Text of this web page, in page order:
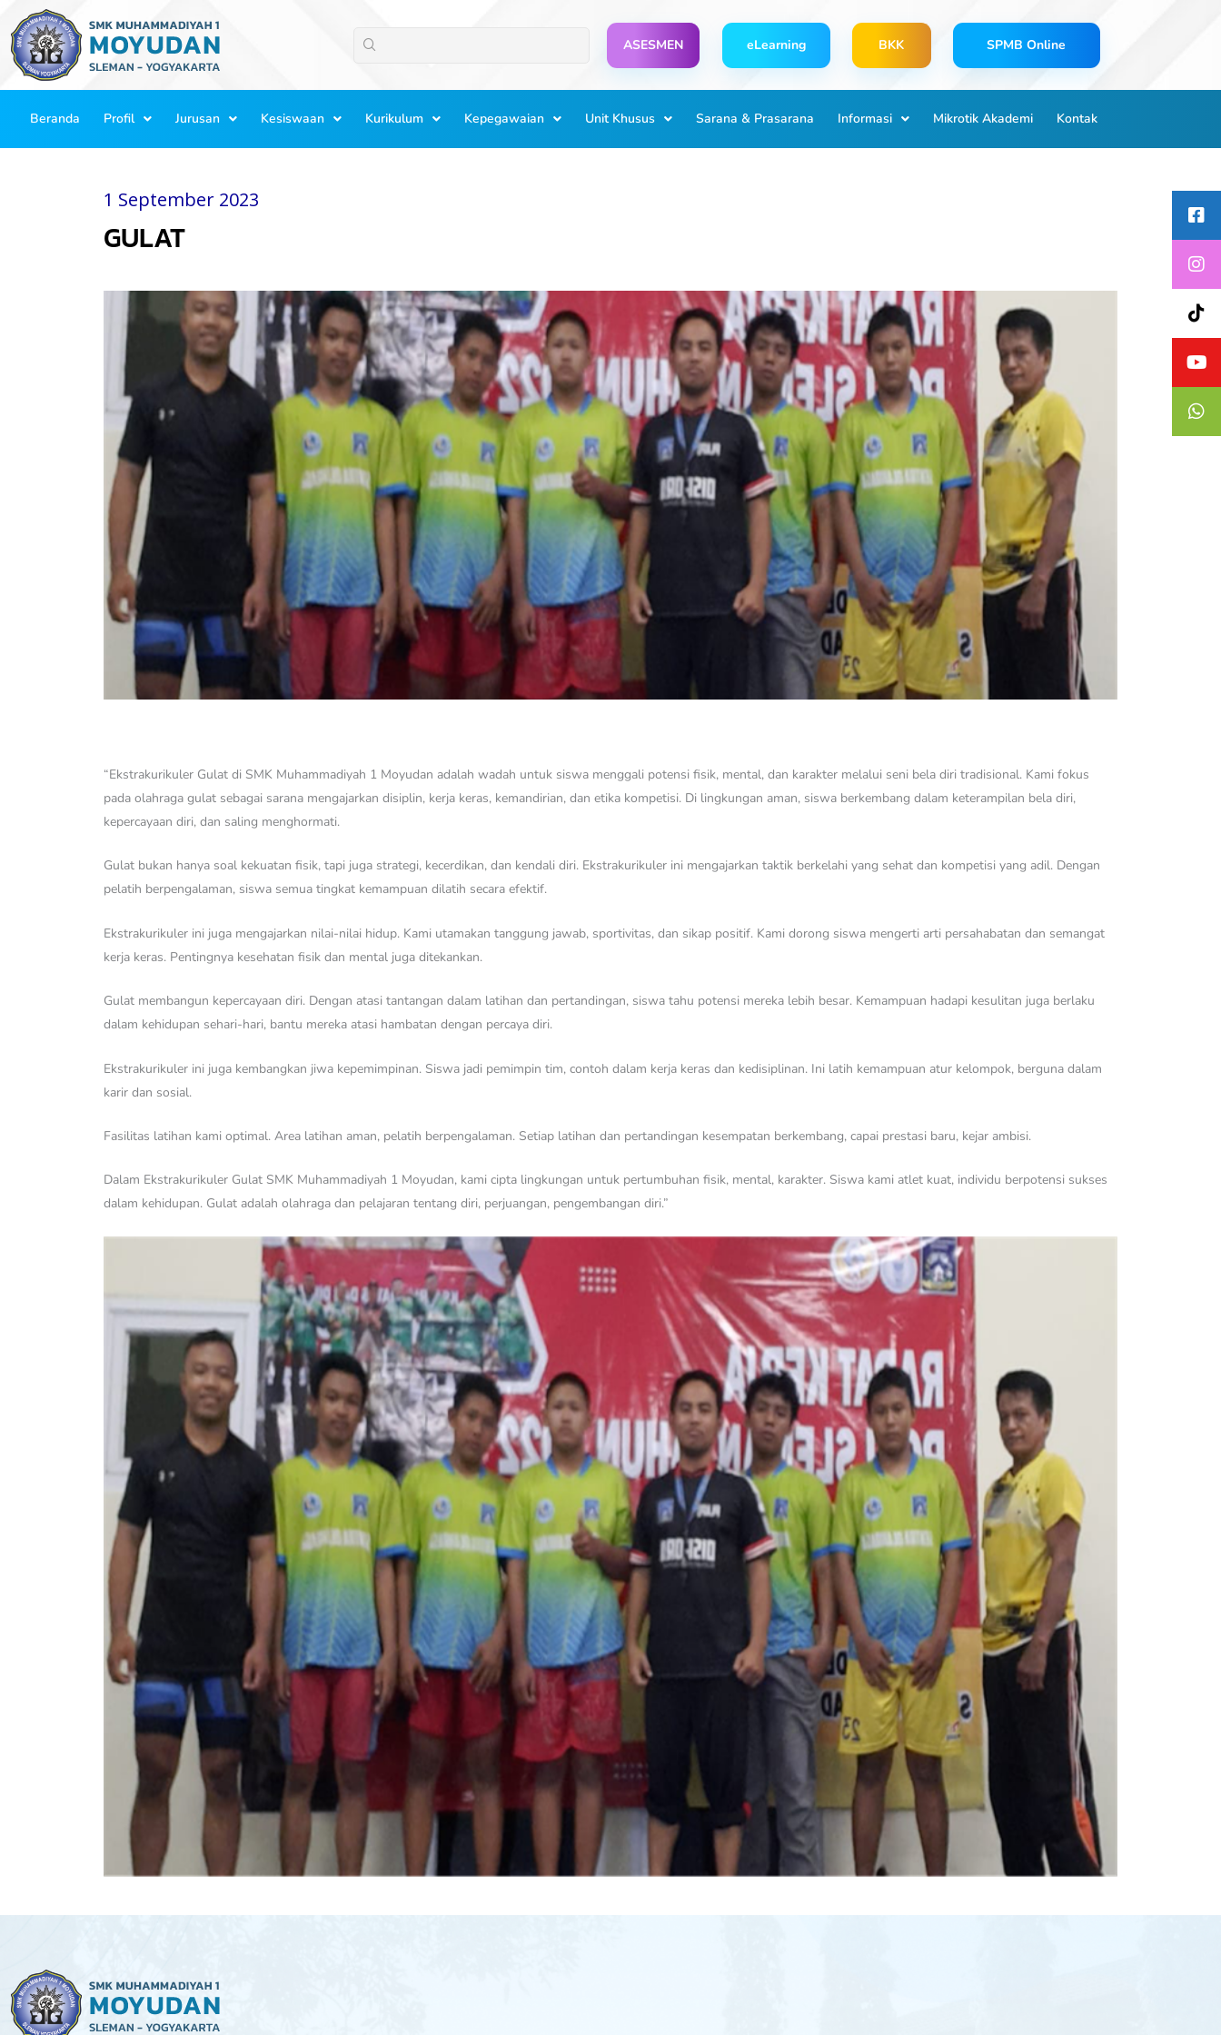
Lewati
ke
konten
ASESMEN eLearning BKK SPMB Online
Beranda Profil Jurusan Kesiswaan Kurikulum Kepegawaian Unit Khusus Sarana & Prasarana Informasi Mikrotik Akademi Kontak
1 September 2023
GULAT
“Ekstrakurikuler Gulat di SMK Muhammadiyah 1 Moyudan adalah wadah untuk siswa menggali potensi fisik, mental, dan karakter melalui seni bela diri tradisional. Kami fokus
pada olahraga gulat sebagai sarana mengajarkan disiplin, kerja keras, kemandirian, dan etika kompetisi. Di lingkungan aman, siswa berkembang dalam keterampilan bela diri,
kepercayaan diri, dan saling menghormati.
Gulat bukan hanya soal kekuatan fisik, tapi juga strategi, kecerdikan, dan kendali diri. Ekstrakurikuler ini mengajarkan taktik berkelahi yang sehat dan kompetisi yang adil. Dengan
pelatih berpengalaman, siswa semua tingkat kemampuan dilatih secara efektif.
Ekstrakurikuler ini juga mengajarkan nilai-nilai hidup. Kami utamakan tanggung jawab, sportivitas, dan sikap positif. Kami dorong siswa mengerti arti persahabatan dan semangat
kerja keras. Pentingnya kesehatan fisik dan mental juga ditekankan.
Gulat membangun kepercayaan diri. Dengan atasi tantangan dalam latihan dan pertandingan, siswa tahu potensi mereka lebih besar. Kemampuan hadapi kesulitan juga berlaku
dalam kehidupan sehari-hari, bantu mereka atasi hambatan dengan percaya diri.
Ekstrakurikuler ini juga kembangkan jiwa kepemimpinan. Siswa jadi pemimpin tim, contoh dalam kerja keras dan kedisiplinan. Ini latih kemampuan atur kelompok, berguna dalam
karir dan sosial.
Fasilitas latihan kami optimal. Area latihan aman, pelatih berpengalaman. Setiap latihan dan pertandingan kesempatan berkembang, capai prestasi baru, kejar ambisi.
Dalam Ekstrakurikuler Gulat SMK Muhammadiyah 1 Moyudan, kami cipta lingkungan untuk pertumbuhan fisik, mental, karakter. Siswa kami atlet kuat, individu berpotensi sukses
dalam kehidupan. Gulat adalah olahraga dan pelajaran tentang diri, perjuangan, pengembangan diri.”